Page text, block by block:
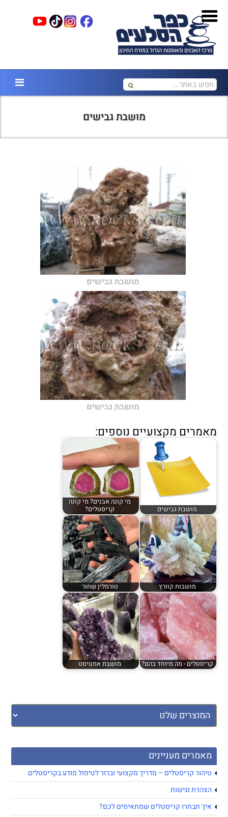
מושבת גבישים
מאמרים מעניינים
טיהור קריסטלים – מדריך מקצועי וברור לטיפול מודע בקריסטלים
הצהרת נגישות
איך תבחרו קריסטלים שמתאימים לכם?
מושבת גבישים
מושבת גבישים
מאמרים מקצועיים נוספים:
מושבת גבישים
מי קונה אבנים? מי קונה
קריסטלים?
מושבות קוורץ טורמלין שחור
קריסטלים - מה מיוחד בהם? מושבת אמטיסט